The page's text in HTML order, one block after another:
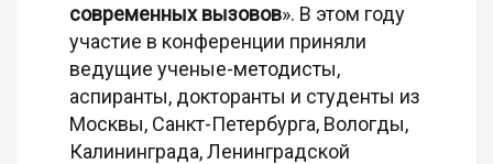
современных вызовов». В этом году
участие в конференции приняли
ведущие ученые-методисты,
аспиранты, докторанты и студенты из
Москвы, Санкт-Петербурга, Вологды,
Калининграда, Ленинградской